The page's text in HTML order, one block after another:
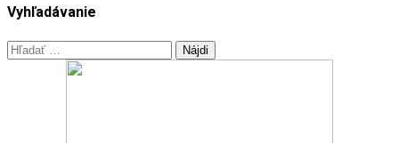
Vyhľadávanie
Hľadať: